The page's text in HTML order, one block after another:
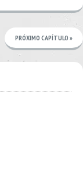
PRÓXIMO CAPÍTULO »